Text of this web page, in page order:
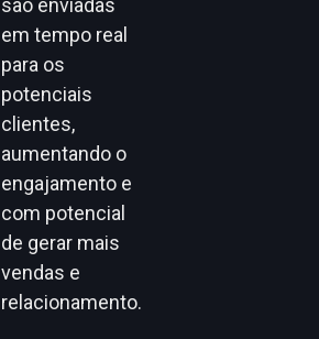
em tempo real
para os
potenciais
clientes,
aumentando o
engajamento e
com potencial
de gerar mais
vendas e
relacionamento.